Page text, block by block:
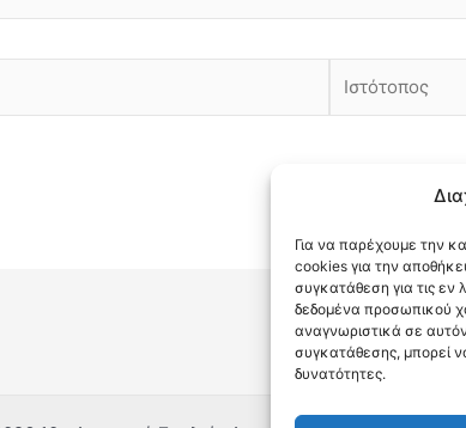
Για να παρέχουμε την
cookies για την
συγκατάθεση για τις εν
δεδομένα προσωπικού
αναγνωριστικά σε
συγκατάθεσης, μπορεί
δυνατότητες.